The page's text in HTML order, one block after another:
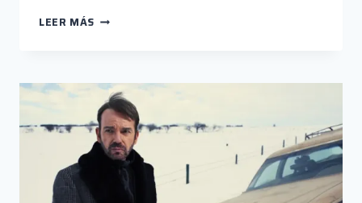
LEER MÁS BLACK
LA
TECNOLOGÍA
PERVERSA